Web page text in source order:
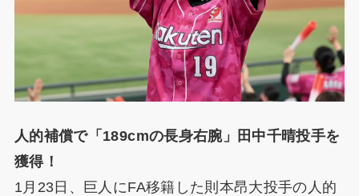
人的補償で「189cmの長身右腕」田中千晴投手を
獲得！
1月23日、巨人にFA移籍した則本昂大投手の人的